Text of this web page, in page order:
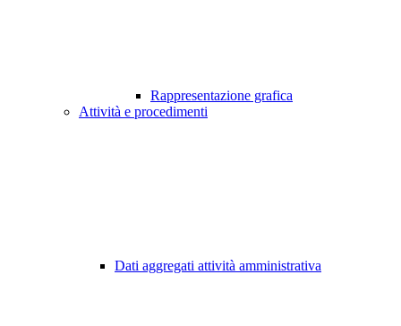
Rappresentazione grafica
Attività e procedimenti
Dati aggregati attività amministrativa